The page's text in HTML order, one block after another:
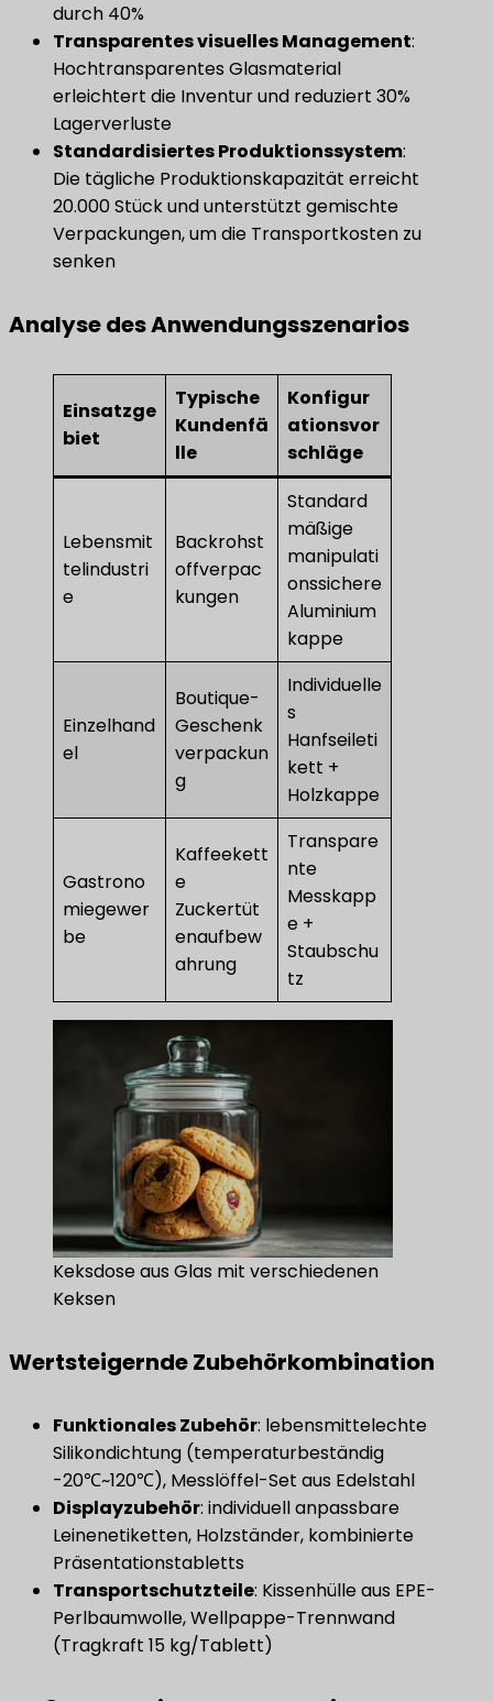
durch 40%
​Transparentes visuelles Management​​:
Hochtransparentes Glasmaterial
erleichtert die Inventur und reduziert 30%
Lagerverluste
​Standardisiertes Produktionssystem​​:
Die tägliche Produktionskapazität erreicht
20.000 Stück und unterstützt gemischte
Verpackungen, um die Transportkosten zu
senken
Analyse des Anwendungsszenarios
Einsatzge
biet
Typische
Kundenfä
lle
Konfigur
ationsvor
schläge
Lebensmit
telindustri
e
Backrohst
offverpac
kungen
Standard
mäßige
manipulati
onssichere
Aluminium
kappe
Einzelhand
el
Boutique-
Geschenk
verpackun
g
Individuelle
s
Hanfseileti
kett +
Holzkappe
Gastrono
miegewer
be
Kaffeekett
e
Zuckertüt
enaufbew
ahrung
Transpare
nte
Messkapp
e +
Staubschu
tz
Keksdose aus Glas mit verschiedenen
Keksen
Wertsteigernde Zubehörkombination
Funktionales Zubehör: lebensmittelechte
Silikondichtung (temperaturbeständig
-20℃~120℃), Messlöffel-Set aus Edelstahl
Displayzubehör: individuell anpassbare
Leinenetiketten, Holzständer, kombinierte
Präsentationstabletts
​Transportschutzteile: Kissenhülle aus EPE-
Perlbaumwolle, Wellpappe-Trennwand
(Tragkraft 15 kg/Tablett)